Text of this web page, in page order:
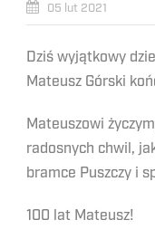
05 lut 2021
Dziś wyjątkowy
Mateusz Górski
Mateuszowi
radosnych chwil,
bramce Puszczy i
100 lat Mateusz!